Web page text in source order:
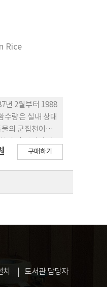
Rice
년 2월부터 1988
수량은 실내 상대
로, 다시 쌀바
할 수 없었으나
한 자취를 불 수
구매하기
도서관 담당자